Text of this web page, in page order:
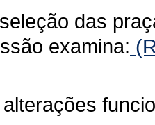
das
examina: